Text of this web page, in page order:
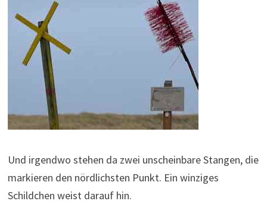
Und irgendwo stehen da zwei unscheinbare Stangen, die
markieren den nördlichsten Punkt. Ein winziges
Schildchen weist darauf hin.